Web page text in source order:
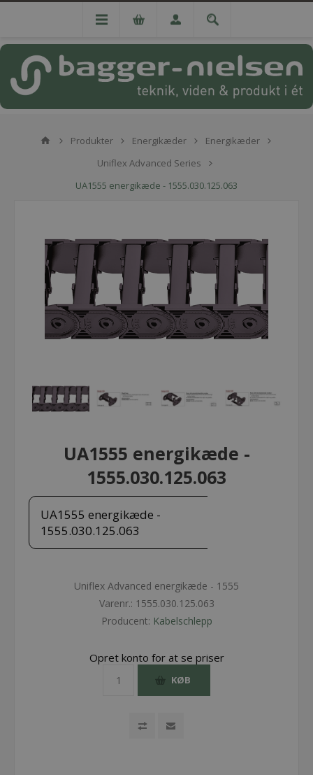
Produkter Energikæder
Energikæder
Uniflex Advanced Series
UA1555 energikæde - 1555.030.125.063
UA1555 energikæde -
1555.030.125.063
UA1555 energikæde -
1555.030.125.063
Uniflex Advanced energikæde - 1555
Varenr.: 1555.030.125.063
Producent: Kabelschlepp
Opret konto for at se priser
KØB